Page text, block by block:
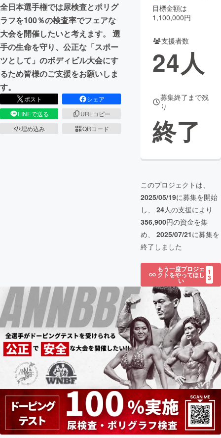
CAMPFIREふるさと納税machi-ya コミュニティ
全日本選手権では尿検査とポリグ
ラフを100％の検査率でフェアな
大会を開催したいと考えます。 選
手の生命を守り、公正な「スポー
ツとして」のボディビル大会にす
るため皆様のご支援をお願いしま
す。
ポスト
シェア
LINEで送る
URLコピー
埋め込み
QRコード
目標金額は
1,100,000円
支援者数
24人
募集終了まで残
り
終了
このプロジェクトは、
2025/05/19に募集を開始
し、 24人の支援により
356,900円の資金を集
め、 2025/07/21に募集を
終了しました
もう一度プロジェ
クトをやってほし
い
1
3